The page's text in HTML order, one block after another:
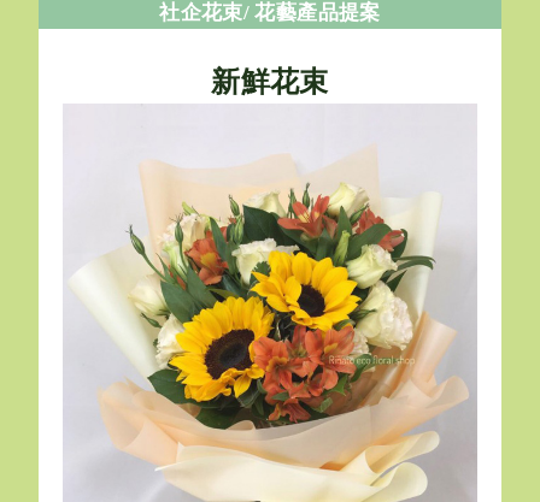
社企花束/ 花藝產品提案
新鮮花束